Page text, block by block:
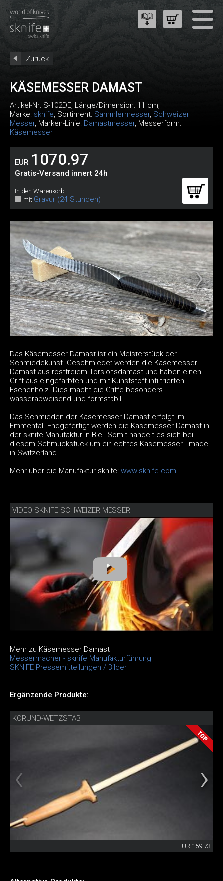
Zurück
KÄSEMESSER DAMAST
Artikel-Nr: S-102DE, Länge/Dimension: 11 cm,
Marke: sknife, Sortiment: Sammlermesser, Schweizer
Messer, Marken-Linie: Damastmesser, Messerform:
Käsemesser
EUR 1070.97
Gratis-Versand innert 24h
In den Warenkorb:
mit Gravur (24 Stunden)
Das Käsemesser Damast ist ein Meisterstück der
Schmiedekunst. Geschmiedet werden die Käsemesser
Damast aus rostfreiem Torsionsdamast und haben einen
Griff aus eingefärbten und mit Kunststoff infiltrierten
Eschenholz. Dies macht die Griffe besonders
wasserabweisend und formstabil.
Das Schmieden der Käsemesser Damast erfolgt im
Emmental. Endgefertigt werden die Käsemesser Damast in
der sknife Manufaktur in Biel. Somit handelt es sich bei
diesem Schmuckstück um ein echtes Käsemesser - made
in Switzerland.
Mehr über die Manufaktur sknife: www.sknife.com
VIDEO SKNIFE SCHWEIZER MESSER
Mehr zu Käsemesser Damast
Messermacher - sknife Manufakturführung
SKNIFE Pressemitteilungen / Bilder
Ergänzende Produkte:
KORUND-WETZSTAB
EUR 159.73